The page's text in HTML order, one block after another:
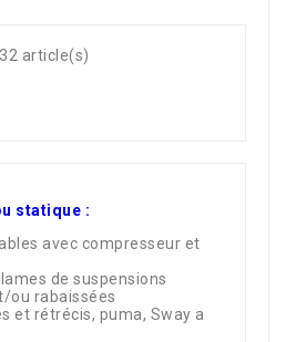
article(s)
statique :
avec compresseur et
de suspensions
ou rabaissées
et rétrécis, puma, Sway a